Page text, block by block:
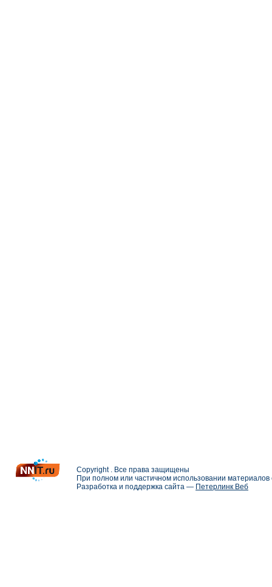
Copyright . Все права защищены
При полном или частичном использовании
Разработка и поддержка сайта — Петерлинк Веб